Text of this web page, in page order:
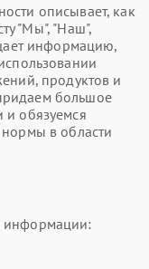
описывает, как
"Мы", "Наш",
информацию,
продуктов и
большое
обязуемся
в области
информации: